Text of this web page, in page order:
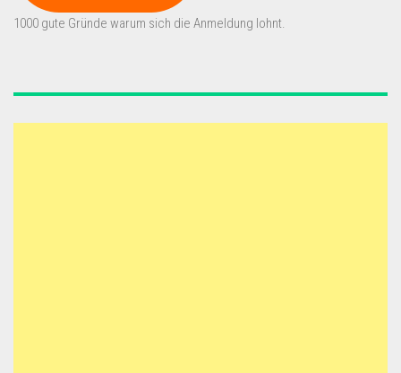
1000 gute Gründe warum sich die Anmeldung lohnt.